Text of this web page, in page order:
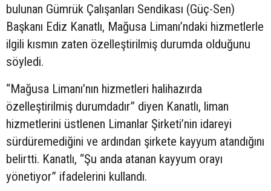
bulunan Gümrük Çalışanları Sendikası (Güç-Sen)
Başkanı Ediz Kanatlı, Mağusa Limanı’ndaki hizmetlerle
ilgili kısmın zaten özelleştirilmiş durumda olduğunu
söyledi.
“Mağusa Limanı’nın hizmetleri halihazırda
özelleştirilmiş durumdadır” diyen Kanatlı, liman
hizmetlerini üstlenen Limanlar Şirketi’nin idareyi
sürdüremediğini ve ardından şirkete kayyum atandığını
belirtti. Kanatlı, “Şu anda atanan kayyum orayı
yönetiyor” ifadelerini kullandı.